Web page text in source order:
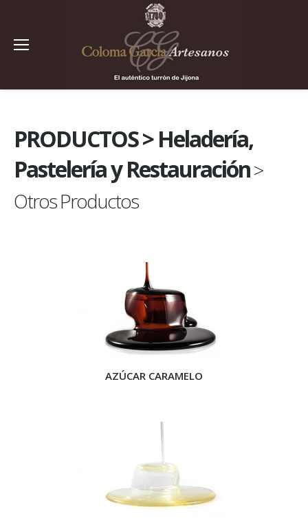
PRODUCTOS > Heladería,
Pastelería y Restauración>
Otros Productos
AZÚCAR CARAMELO